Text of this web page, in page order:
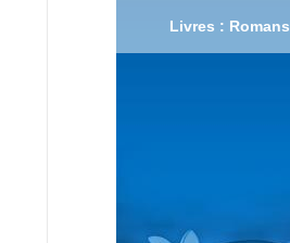
Livres : Romans